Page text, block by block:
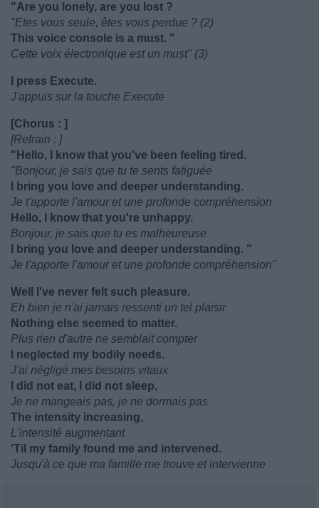
"Are you lonely, are you lost ?
"Etes vous seule, êtes vous perdue ? (2)
This voice console is a must. "
Cette voix électronique est un must" (3)
I press Execute.
J'appuis sur la touche Execute
[Chorus : ]
[Refrain : ]
"Hello, I know that you've been feeling tired.
"Bonjour, je sais que tu te sents fatiguée
I bring you love and deeper understanding.
Je t'apporte l'amour et une profonde compréhension
Hello, I know that you're unhappy.
Bonjour, je sais que tu es malheureuse
I bring you love and deeper understanding. "
Je t'apporte l'amour et une profonde compréhension"
Well I've never felt such pleasure.
Eh bien je n'ai jamais ressenti un tel plaisir
Nothing else seemed to matter.
Plus rien d'autre ne semblait compter
I neglected my bodily needs.
J'ai négligé mes besoins vitaux
I did not eat, I did not sleep,
Je ne mangeais pas, je ne dormais pas
The intensity increasing,
L'intensité augmentant
'Til my family found me and intervened.
Jusqu'à ce que ma famille me trouve et intervienne